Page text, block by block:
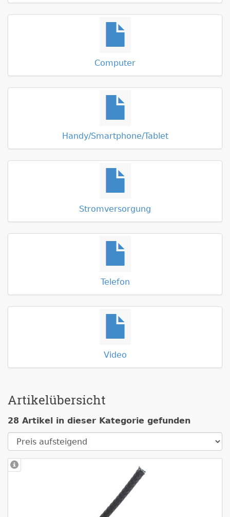
Computer
Handy/Smartphone/Tablet
Stromversorgung
Telefon
Video
Artikelübersicht
28 Artikel in dieser Kategorie gefunden